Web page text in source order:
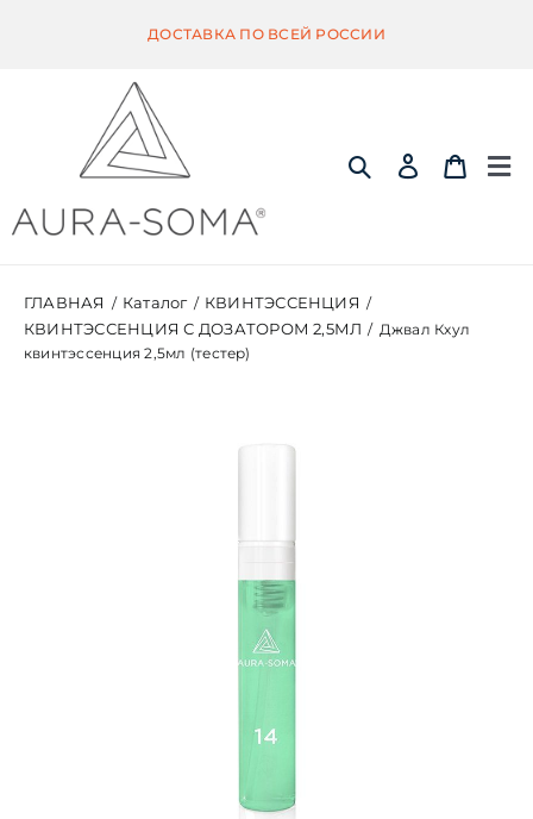
ДОСТАВКА ПО ВСЕЙ РОССИИ
ГЛАВНАЯ / Каталог / КВИНТЭССЕНЦИЯ /
КВИНТЭССЕНЦИЯ С ДОЗАТОРОМ 2,5МЛ / Джвал Кхул
квинтэссенция 2,5мл (тестер)